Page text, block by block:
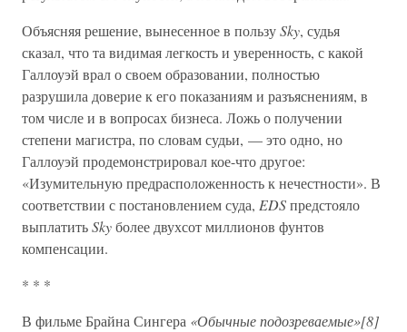
Объясняя решение, вынесенное в пользуSky, судья
сказал, что та видимая легкость и уверенность, с какой
Галлоуэй врал о своем образовании, полностью
разрушила доверие к его показаниям и разъяснениям, в
том числе и в вопросах бизнеса. Ложь о получении
степени магистра, по словам судьи, — это одно, но
Галлоуэй продемонстрировал кое-что другое:
«Изумительную предрасположенность к нечестности». В
соответствии с постановлением суда, EDSпредстояло
выплатитьSkyболее двухсот миллионов фунтов
компенсации.
* * *
В фильме Брайна Сингера «Обычные подозреваемые»[8]